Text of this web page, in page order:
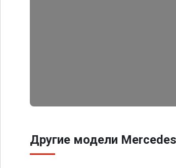
Другие модели Mercedes